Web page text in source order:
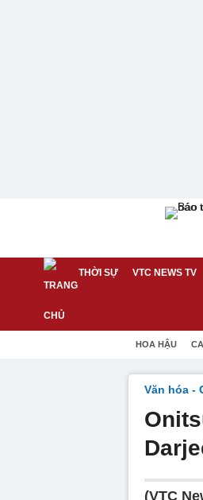
THỜI SỰ VTC NEWS TV
HOA HẬU
Văn hóa -
(VTC